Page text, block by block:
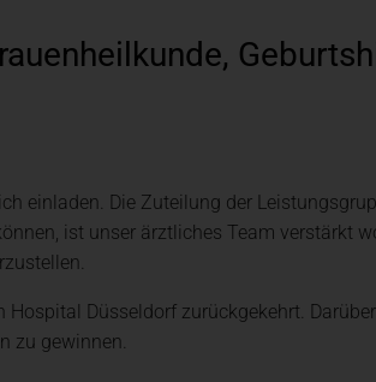
Nachhaltigkeit
Menschenrechte
einladen. Die Zuteilung der
ist unser ärztliches Team verstärkt
Düsseldorf zurückgekehrt.
zu gewinnen.